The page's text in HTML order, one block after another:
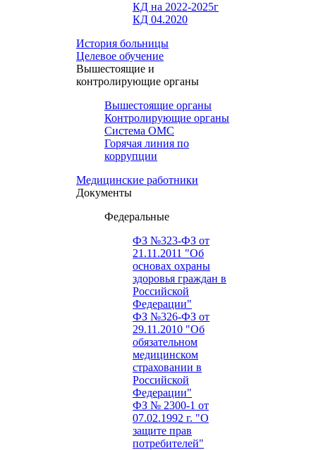
КД на 2022-2025г
КД 04.2020
История больницы
Целевое обучение
Вышестоящие и
контролирующие органы
Вышестоящие органы
Контролирующие органы
Система ОМС
Горячая линия по
коррупции
Медицинские работники
Документы
Федеральные
ФЗ №323-ФЗ от
21.11.2011 "Об
основах охраны
здоровья граждан в
Российской
Федерации"
ФЗ №326-ФЗ от
29.11.2010 "Об
обязательном
медицинском
страховании в
Российской
Федерации"
ФЗ № 2300-1 от
07.02.1992 г. "О
защите прав
потребителей"